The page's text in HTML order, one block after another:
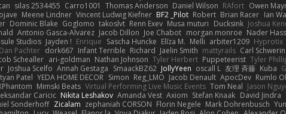
silas 2534455 Carro1001 Thomas Anderson Daniel Wilson RAfort Owen
Meene Lindner Vincent Ludwig Kiefner BF2 _Pilot Robert Brian Racer Ian
Dominic Blake Goglomo takoslvt Renn Exev Musa muturi Ducksink Joshua
Antonio Gasca-Alvarez Jacob Dillon Joe Chabot morgan monroe Nader
Studios Jayden ! Enrique Sascha Huncke Elīza M. Melli arbiter1209 Hyprotix
Dan Pachter dork667 Infant Terrible Richard Jaelin Smith mattyrails Carl Schwerin
Schealler ari-goldman Nathan Johnson Tyler Herbert Puppeteerist Tyler
Joshua Scelfo Annah Gestaga SmaackBZ62 JollyYeen oscall L 友理 斉藤 Kuba
Patel YEDA HOME DECOR Simon Reg_LMO Jacob Denault ApocDev Rumlo
Mimski Beats Virtual Performing Live Music Events Tom Neal Jason
Caricic Nikita Leshakov Amanda Vest Axiom Stefan Knaak David Jindra
Sonderhoff Zicalam zephaniah CORSON Florin Negele Mark Dohrenbusch